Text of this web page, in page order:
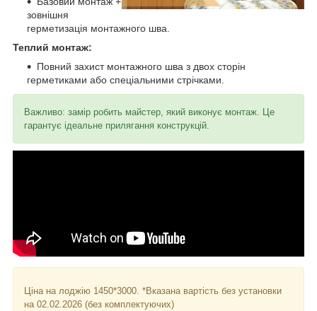
зовнішня
герметизація монтажного шва.
Теплий монтаж:
Повний захист монтажного шва з двох сторін
герметиками або спеціальними стрічками.
Важливо: замір робить майстер, який виконує монтаж. Це
гарантує ідеальне прилягання конструкцій.
Ціна на лоджію 1450*3000. *Вказана вартість без установки
на 02.02.2026 (без комплектуючих)